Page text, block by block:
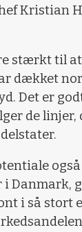
Kristian
stærkt til
dækket
Det er
de linjer,
Danmark,
i så stort